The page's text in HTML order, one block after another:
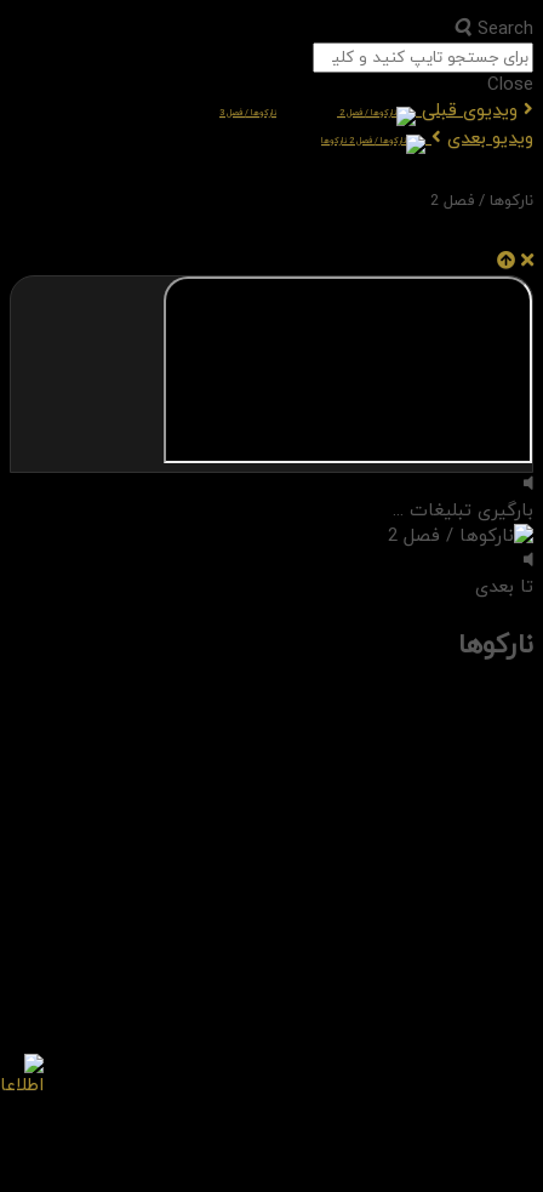
Search
Close
ویدیوی قبلی
نارکوها / فصل 3
ویدیو بعدی نارکوها
نارکوها / فصل 2
بارگیری تبلیغات ...
تا بعدی
نارکوها